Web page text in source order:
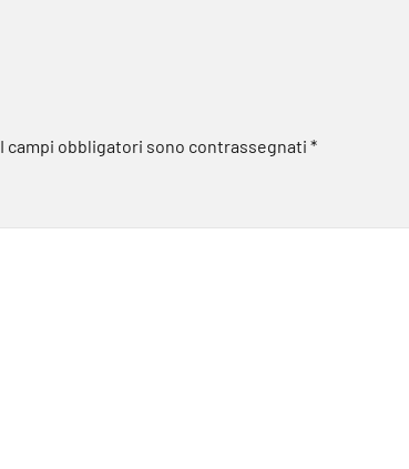
I campi obbligatori sono contrassegnati *